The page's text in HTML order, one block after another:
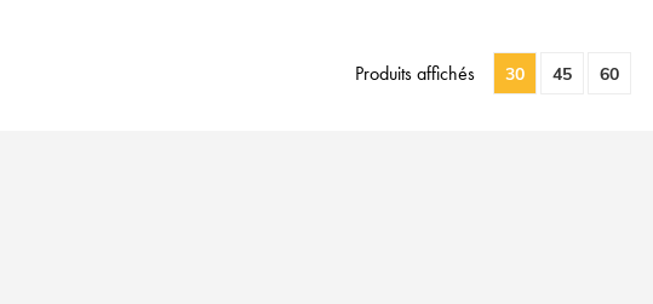
Produits affichés 30 45 60